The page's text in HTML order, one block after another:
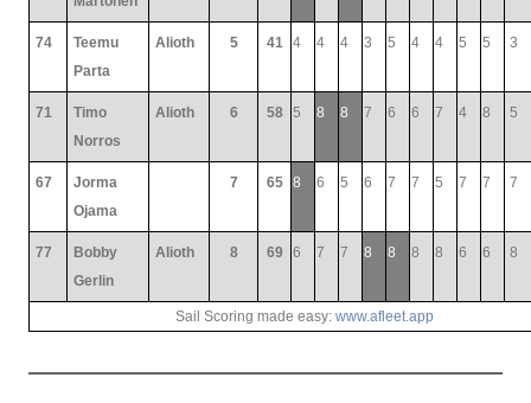
74
Teemu
Parta
Alioth 5 41 4 4 4 3 5 4 4 5 5 3
71
Timo
Norros
Alioth 6 58 5 8 8 7 6 6 7 4 8 5
67
Jorma
Ojama
7 65 8 6 5 6 7 7 5 7 7 7
77
Bobby
Gerlin
Alioth 8 69 6 7 7 8 8 8 8 6 6 8
Sail Scoring made easy: www.afleet.app